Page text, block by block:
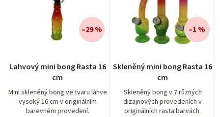
d
Lahvový mini bong Rasta 16
cm
Mini skleněný bong ve tvaru láhve
vysoký 16 cm v originálním
barevném provedení.
–29 %
Skleněný mini bong Rasta 16
cm
Skleněný bong v 7 různých
dizajnových provedeních v
originálních rasta barvách.
–1 %